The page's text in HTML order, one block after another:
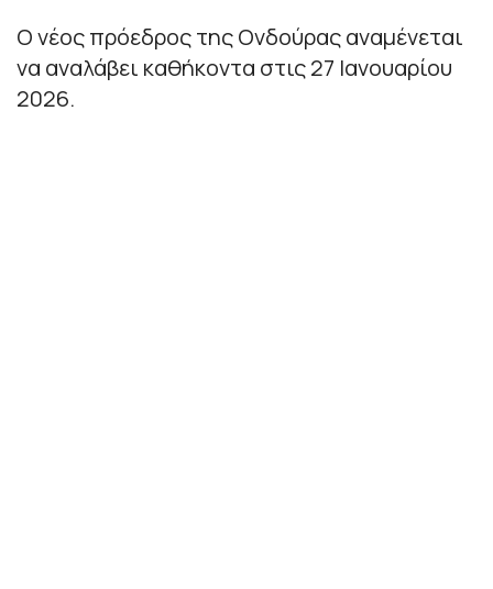
Ο νέος πρόεδρος της Ονδούρας αναμένεται
να αναλάβει καθήκοντα στις 27 Ιανουαρίου
2026.